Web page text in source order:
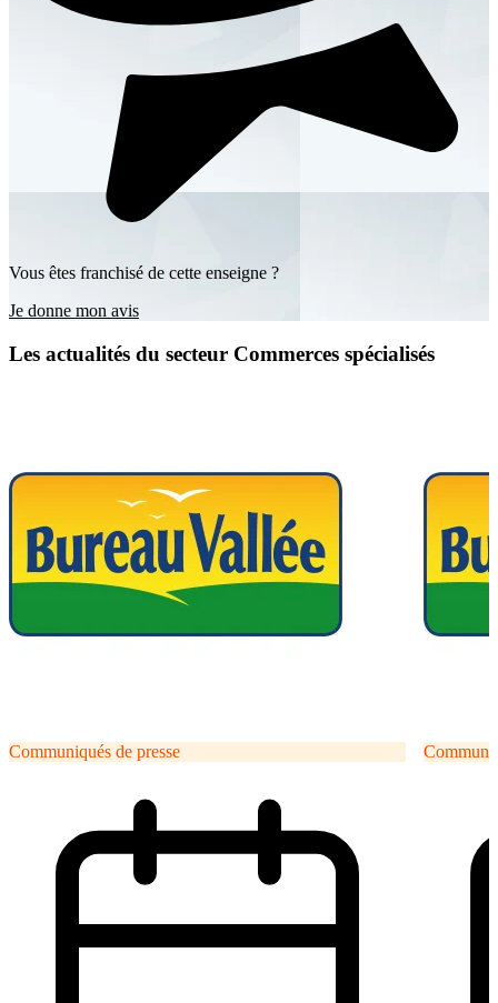
Vous êtes franchisé de cette enseigne ?
Je donne mon avis
Les actualités du secteur Commerces spécialisés
Communiqués de presse